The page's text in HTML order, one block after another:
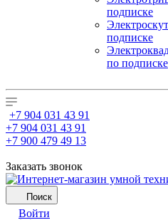
подписке
подписке
по подписке
+7 904 031 43 91
+7 904 031 43 91
+7 900 479 49 13
Заказать звонок
Поиск
Войти